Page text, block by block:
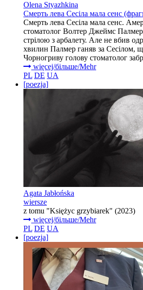
Olena Styazhkina
Смерть лева Сесіла мала сенс
Смерть лева Сесіла мала сенс.
стоматолог Волтер Джеймс Палмер
стрілою з арбалету. Але не вбив
хвилин Палмер ганяв за Сесілом,
Чорногриву голову стоматолог
więcej/більше/Mehr
PL DE UA
[poezja]
Agata Jabłońska
wiersze
z tomu "Księżyc grzybiarek" (2023)
więcej/більше/Mehr
PL DE UA
[poezja]